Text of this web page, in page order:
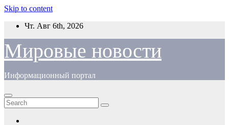
Skip to content
Чт. Авг 6th, 2026
Мировые новости
Информационный портал